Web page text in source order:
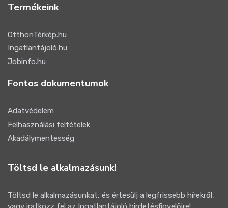
Termékeink
OtthonTérkép.hu
Ingatlantájoló.hu
Jobinfo.hu
Fontos dokumentumok
Adatvédelem
Felhasználási feltételek
Akadálymentesség
Töltsd le alkalmazásunk!
Töltsd le alkalmazásunkat, és értesülj a legfrissebb hírekről,